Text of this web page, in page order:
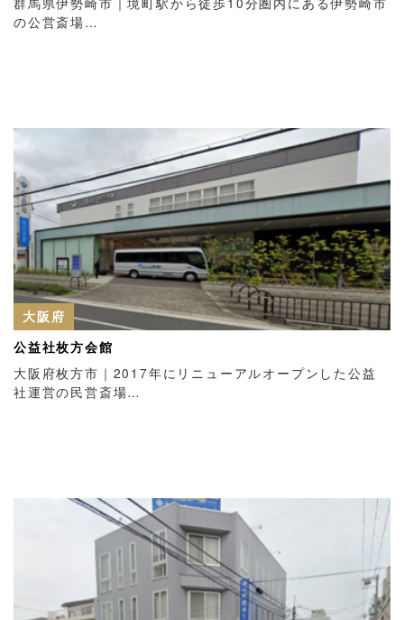
の公営斎場…
大阪府
公益社枚方会館
大阪府枚方市｜2017年にリニューアルオープンした公益
社運営の民営斎場…